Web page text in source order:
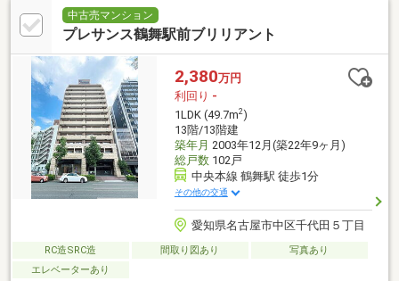
中古売マンション
プレサンス鶴舞駅前ブリリアント
2,380万円
利回り -
1LDK (49.7m2)
13階/13階建
築年月 2003年12月(築22年9ヶ月)
総戸数102戸
中央本線 鶴舞駅 徒歩1分
その他の交通
愛知県名古屋市中区千代田５丁目
RC造SRC造 間取り図あり
写真あり
エレベーターあり